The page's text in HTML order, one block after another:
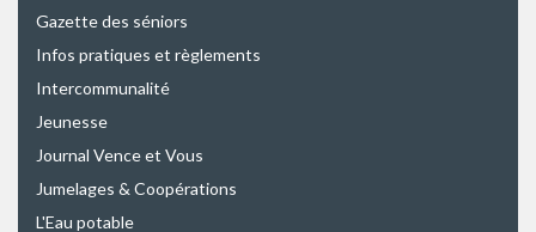
Gazette des séniors
Infos pratiques et règlements
Intercommunalité
Jeunesse
Journal Vence et Vous
Jumelages & Coopérations
L'Eau potable